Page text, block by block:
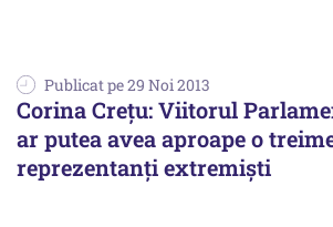
Publicat pe 29 Noi 2013
Corina Creţu: Viitorul
ar putea avea aproape o
reprezentanţi extremişti